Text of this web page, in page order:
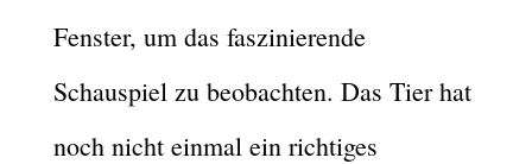
Fenster, um das faszinierende
Schauspiel zu beobachten. Das Tier hat
noch nicht einmal ein richtiges